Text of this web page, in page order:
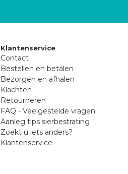
Klantenservice
Contact
Bestellen en betalen
Bezorgen en afhalen
Klachten
Retourneren
FAQ - Veelgestelde vragen
Aanleg tips sierbestrating
Zoekt u iets anders?
Klantenservice